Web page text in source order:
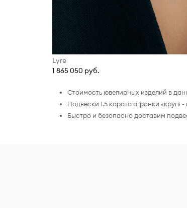
Lyre
1 865 050 руб.
Стоимость ювелирных изделий в
Подвески 1.5 карата огранки
Быстро и безопасно доставим